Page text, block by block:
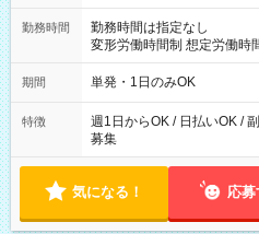
勤務時間
勤務時間は指定なし
変形労働時間制 想定労働時間160時間/月 【
～21：00
期間 単発・1日のみOK
特徴
週1日からOK / 日払いOK /
募集
気になる！ 応募